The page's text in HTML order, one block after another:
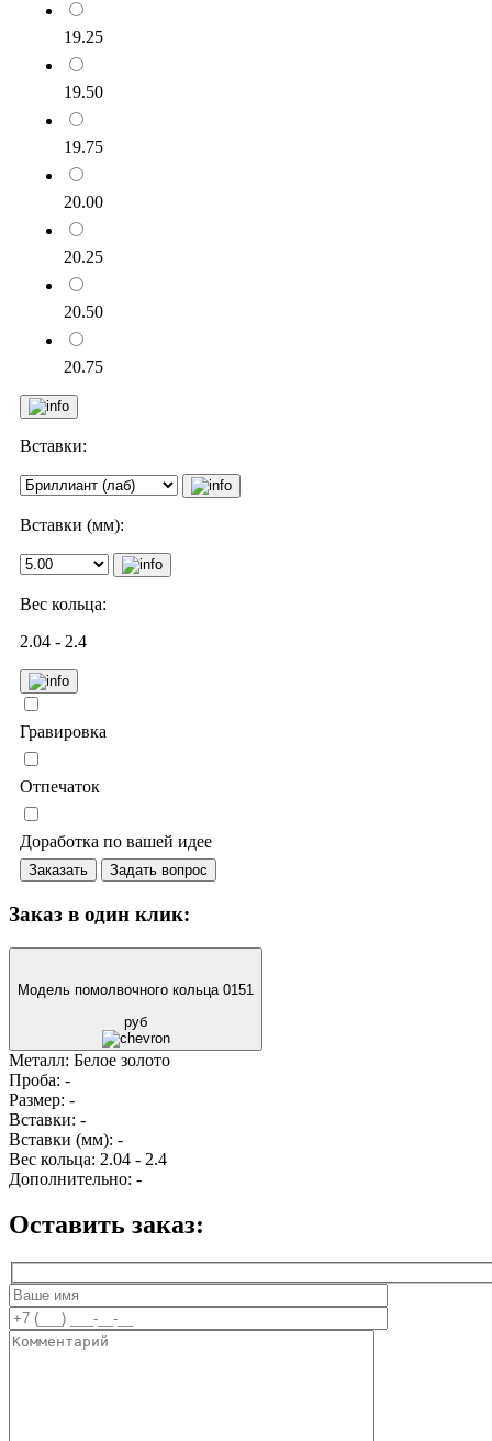
19.25
19.50
19.75
20.00
20.25
20.50
20.75
Вставки:
Вставки (мм):
Вес кольца:
2.04 - 2.4
Гравировка
Отпечаток
Доработка по вашей идее
Заказать Задать вопрос
Заказ в один клик:
Модель помолвочного кольца 0151
руб
Металл: Белое золото
Проба: -
Размер: -
Вставки: -
Вставки (мм): -
Вес кольца: 2.04 - 2.4
Дополнительно: -
Оставить заказ: